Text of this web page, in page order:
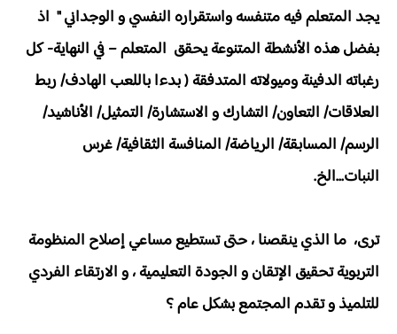
يجد المتعلم فيه متنفسه واستقراره النفسي و الوجداني " اذ
بفضل هذه الأنشطة المتنوعة يحقق المتعلم – في النهاية- كل
رغباته الدفينة وميولاته المتدفقة ( بدءا باللعب الهادف/ ربط
العلاقات/ التعاون/ التشارك و الاستشارة/ التمثيل/ الأناشيد/
الرسم/ المسابقة/ الرياضة/ المنافسة الثقافية/ غرس
النبات...الخ.
ترى، ما الذي ينقصنا ، حتى تستطيع مساعي إصلاح المنظومة
التربوية تحقيق الإتقان و الجودة التعليمية ، و الارتقاء الفردي
للتلميذ و تقدم المجتمع بشكل عام ؟